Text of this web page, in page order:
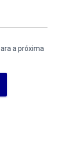
a próxima